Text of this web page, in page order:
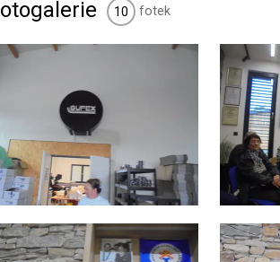
10 fotek